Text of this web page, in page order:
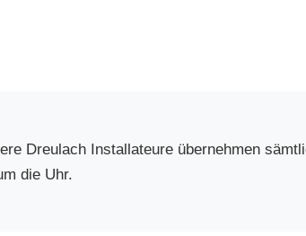
Dreulach Installateure übernehmen
die Uhr.